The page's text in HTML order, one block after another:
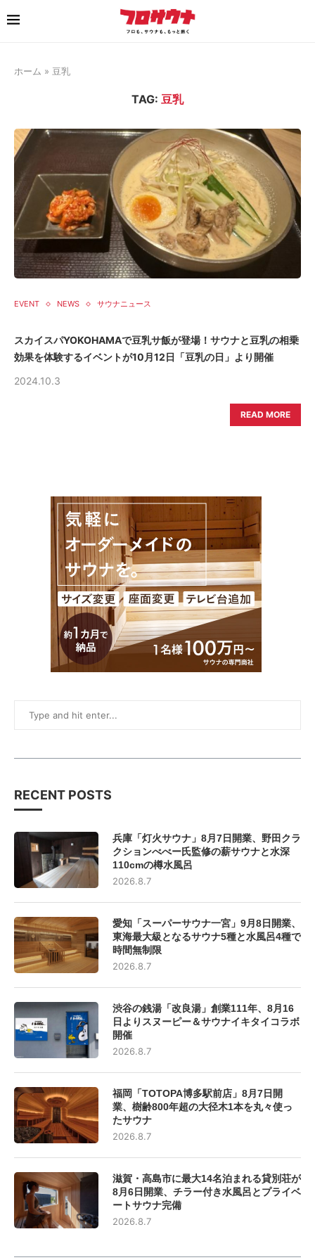
ホーム » 豆乳
TAG: 豆乳
EVENT NEWS サウナニュース
スカイスパYOKOHAMAで豆乳サ飯が登場！サウナと豆乳の相乗
効果を体験するイベントが10月12日「豆乳の日」より開催
2024.10.3
READ MORE
RECENT POSTS
兵庫「灯火サウナ」8月7日開業、野田クラ
クションべべー氏監修の薪サウナと水深
110cmの樽水風呂
2026.8.7
愛知「スーパーサウナ一宮」9月8日開業、
東海最大級となるサウナ5種と水風呂4種で
時間無制限
2026.8.7
渋谷の銭湯「改良湯」創業111年、8月16
日よりスヌーピー＆サウナイキタイコラボ
開催
2026.8.7
福岡「TOTOPA博多駅前店」8月7日開
業、樹齢800年超の大径木1本を丸々使っ
たサウナ
2026.8.7
滋賀・高島市に最大14名泊まれる貸別荘が
8月6日開業、チラー付き水風呂とプライベ
ートサウナ完備
2026.8.7